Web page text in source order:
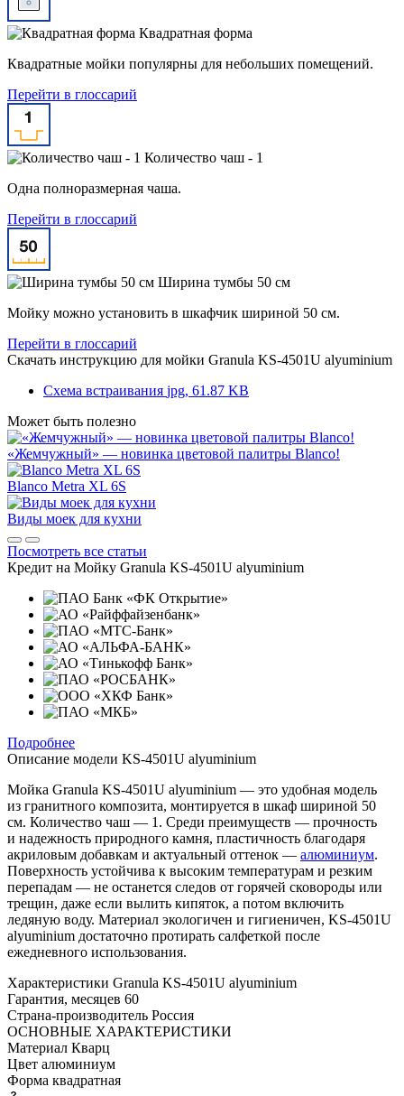
Квадратная форма
Квадратные мойки популярны для небольших помещений.
Перейти в глоссарий
Количество чаш - 1
Одна полноразмерная чаша.
Перейти в глоссарий
Ширина тумбы 50 см
Мойку можно установить в шкафчик шириной 50 см.
Перейти в глоссарий
Скачать инструкцию для мойки Granula KS-4501U alyuminium
Схема встраивания jpg, 61.87 KB
Может быть полезно
«Жемчужный» — новинка цветовой палитры Blanco!
Blanco Metra XL 6S
Виды моек для кухни
Посмотреть все статьи
Кредит на Мойку Granula KS-4501U alyuminium
Подробнее
Описание модели KS-4501U alyuminium
Мойка Granula KS-4501U alyuminium — это удобная модель
из гранитного композита, монтируется в шкаф шириной 50
см. Количество чаш — 1. Среди преимуществ — прочность
и надежность природного камня, пластичность благодаря
акриловым добавкам и актуальный оттенок — алюминиум.
Поверхность устойчива к высоким температурам и резким
перепадам — не останется следов от горячей сковороды или
трещин, даже если вылить кипяток, а потом включить
ледяную воду. Материал экологичен и гигиеничен, KS-4501U
alyuminium достаточно протирать салфеткой после
ежедневного использования.
Характеристики Granula KS-4501U alyuminium
Гарантия, месяцев 60
Страна-производитель Россия
ОСНОВНЫЕ ХАРАКТЕРИСТИКИ
Материал Кварц
Цвет алюминиум
Форма квадратная